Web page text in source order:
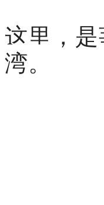
这里，
湾。